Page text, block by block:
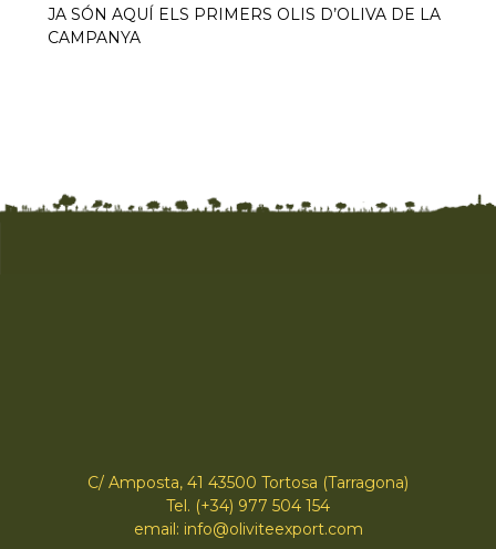
JA SÓN AQUÍ ELS PRIMERS OLIS D’OLIVA DE LA
CAMPANYA
C/ Amposta, 41 43500 Tortosa (Tarragona)
Tel. (+34) 977 504 154
email: info@oliviteexport.com